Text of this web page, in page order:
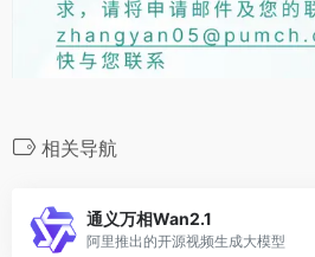
相关导航
通义万相Wan2.1
阿里推出的开源视频生成大模型